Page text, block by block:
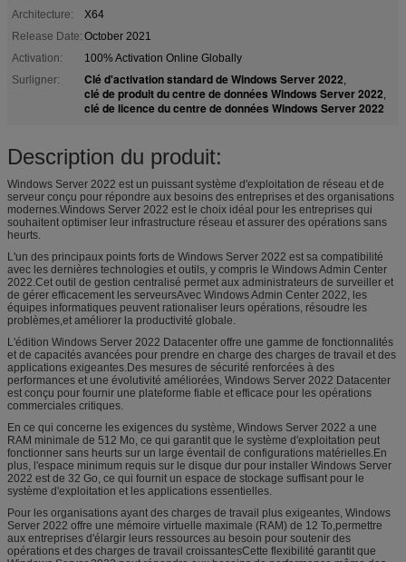
Architecture:
X64
Release Date: October 2021
Activation:
100% Activation Online Globally
Surligner:
Clé d'activation standard de Windows Server 2022,
clé de produit du centre de données Windows Server 2022,
clé de licence du centre de données Windows Server 2022
Description du produit:
Windows Server 2022 est un puissant système d'exploitation de réseau et de
serveur conçu pour répondre aux besoins des entreprises et des organisations
modernes.Windows Server 2022 est le choix idéal pour les entreprises qui
souhaitent optimiser leur infrastructure réseau et assurer des opérations sans
heurts.
L'un des principaux points forts de Windows Server 2022 est sa compatibilité
avec les dernières technologies et outils, y compris le Windows Admin Center
2022.Cet outil de gestion centralisé permet aux administrateurs de surveiller et
de gérer efficacement les serveursAvec Windows Admin Center 2022, les
équipes informatiques peuvent rationaliser leurs opérations, résoudre les
problèmes,et améliorer la productivité globale.
L'édition Windows Server 2022 Datacenter offre une gamme de fonctionnalités
et de capacités avancées pour prendre en charge des charges de travail et des
applications exigeantes.Des mesures de sécurité renforcées à des
performances et une évolutivité améliorées, Windows Server 2022 Datacenter
est conçu pour fournir une plateforme fiable et efficace pour les opérations
commerciales critiques.
En ce qui concerne les exigences du système, Windows Server 2022 a une
RAM minimale de 512 Mo, ce qui garantit que le système d'exploitation peut
fonctionner sans heurts sur un large éventail de configurations matérielles.En
plus, l'espace minimum requis sur le disque dur pour installer Windows Server
2022 est de 32 Go, ce qui fournit un espace de stockage suffisant pour le
système d'exploitation et les applications essentielles.
Pour les organisations ayant des charges de travail plus exigeantes, Windows
Server 2022 offre une mémoire virtuelle maximale (RAM) de 12 To,permettre
aux entreprises d'élargir leurs ressources au besoin pour soutenir des
opérations et des charges de travail croissantesCette flexibilité garantit que